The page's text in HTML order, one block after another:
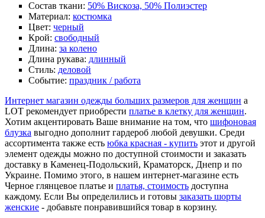
Состав ткани: 50% Вискоза, 50% Полиэстер
Материал: костюмка
Цвет: черный
Крой: свободный
Длина: за колено
Длина рукава: длинный
Стиль: деловой
Событие: праздник / работа
Интернет магазин одежды больших размеров для женщин a
LOT рекомендует приобрести платье в клетку для женщин.
Хотим акцентировать Ваше внимание на том, что шифоновая
блузка выгодно дополнит гардероб любой девушки. Среди
ассортимента также есть юбка красная - купить этот и другой
элемент одежды можно по доступной стоимости и заказать
доставку в Каменец-Подольский, Краматорск, Днепр и по
Украине. Помимо этого, в нашем интернет-магазине есть
Черное глянцевое платье и платья, стоимость доступна
каждому. Если Вы определились и готовы заказать шорты
женские - добавьте понравившийся товар в корзину.